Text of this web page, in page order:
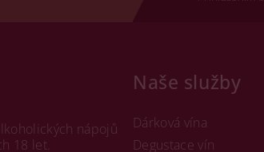
nápojů
18 let.
Naše služby
Dárková vína
Degustace vín